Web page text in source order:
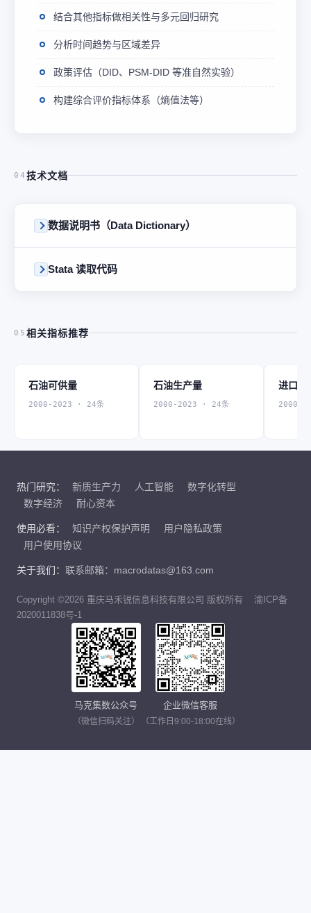
结合其他指标做相关性与多元回归研究
分析时间趋势与区域差异
政策评估（DID、PSM-DID 等准自然实验）
构建综合评价指标体系（熵值法等）
04 技术文档
数据说明书（Data Dictionary）
Stata 读取代码
05 相关指标推荐
石油可供量
2000-2023 · 24条
石油生产量
2000-2023 · 24条
进口石
2000-
热门研究： 新质生产力 人工智能
数字化转型
数字经济
耐心资本
使用必看： 知识产权保护声明
用户隐私政策
用户使用协议
关于我们： 联系邮箱：macrodatas@163.com
Copyright ©2026 重庆马禾锐信息科技有限公司 版权所有
渝ICP备
2020011838号-1
马克集数公众号
（微信扫码关注）
企业微信客服
（工作日9:00-18:00在线）